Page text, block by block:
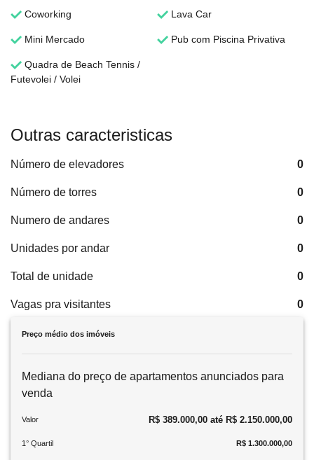
Coworking Lava Car
Mini Mercado Pub com Piscina Privativa
Quadra de Beach Tennis /
Futevolei / Volei
Outras caracteristicas
Número de elevadores 0
Número de torres 0
Numero de andares 0
Unidades por andar 0
Total de unidade 0
Vagas pra visitantes 0
Preço médio dos imóveis
Mediana do preço de apartamentos anunciados para
venda
Valor R$ 389.000,00 até R$ 2.150.000,00
1° Quartil R$ 1.300.000,00